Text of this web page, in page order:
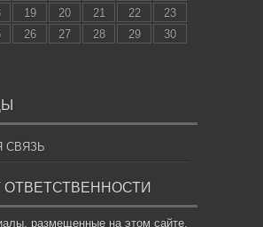
19 20 21 22
23
26 27 28 29
30
СВЯЗЬ
ОТВЕТСТВЕННОСТИ
размещенные на этом сайте,